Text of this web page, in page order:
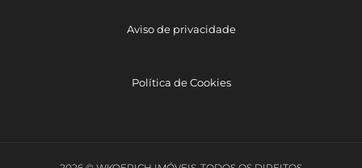
Aviso de privacidade
Política de Cookies